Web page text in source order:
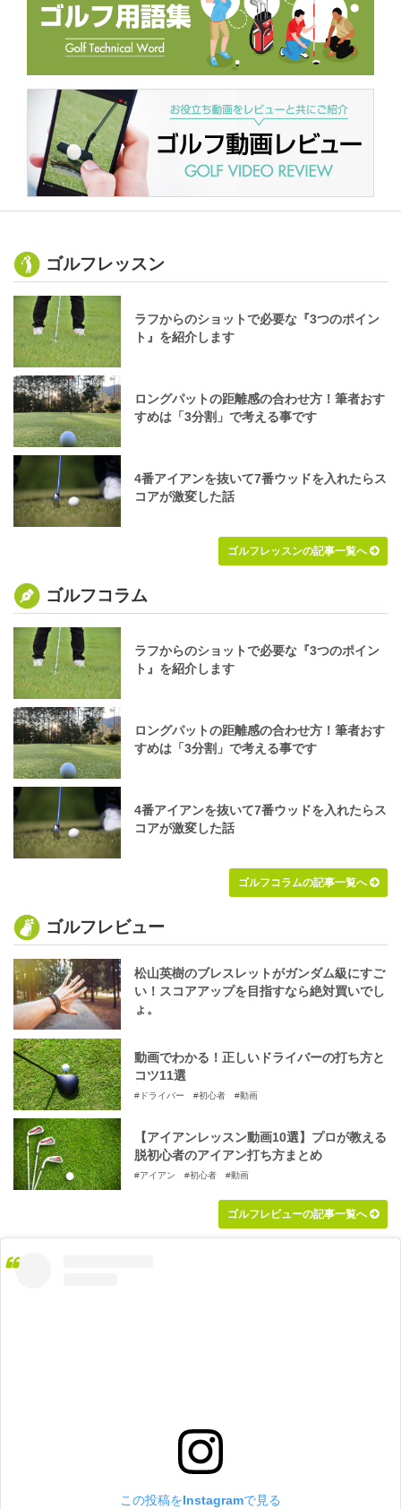
ゴルフレッスン
ラフからのショットで必要な『3つのポイン
ト』を紹介します
ロングパットの距離感の合わせ方！筆者おす
すめは「3分割」で考える事です
4番アイアンを抜いて7番ウッドを入れたらス
コアが激変した話
ゴルフレッスンの記事一覧へ
ゴルフコラム
ラフからのショットで必要な『3つのポイン
ト』を紹介します
ロングパットの距離感の合わせ方！筆者おす
すめは「3分割」で考える事です
4番アイアンを抜いて7番ウッドを入れたらス
コアが激変した話
ゴルフコラムの記事一覧へ
ゴルフレビュー
松山英樹のブレスレットがガンダム級にすご
い！スコアアップを目指すなら絶対買いでし
ょ。
動画でわかる！正しいドライバーの打ち方と
コツ11選
#ドライバー #初心者 #動画
【アイアンレッスン動画10選】プロが教える
脱初心者のアイアン打ち方まとめ
#アイアン #初心者 #動画
ゴルフレビューの記事一覧へ
この投稿をInstagramで見る